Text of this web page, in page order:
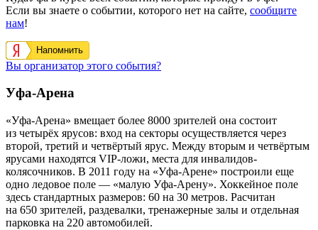
Если вы знаете о событии, которого нет на сайте, сообщите
нам!
Напомнить
Вы организатор этого события?
Уфа-Арена
«Уфа-Арена» вмещает более 8000 зрителей она состоит
из четырёх ярусов: вход на секторы осуществляется через
второй, третий и четвёртый ярус. Между вторым и четвёртым
ярусами находятся VIP-ложи, места для инвалидов-
колясочников. В 2011 году на «Уфа-Арене» построили еще
одно ледовое поле — «малую Уфа-Арену». Хоккейное поле
здесь стандартных размеров: 60 на 30 метров. Расчитан
на 650 зрителей, раздевалки, тренажерные залы и отдельная
парковка на 220 автомобилей.